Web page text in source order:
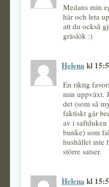
Medans min
här och leta
att du också
gräslök :)
Helena kl
En riktig
min uppväxt.
det (som så
faktiskt går
av i saftduken
bunke) som
hushållet inte
större satser.
Helena kl